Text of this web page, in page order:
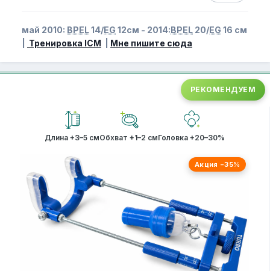
май 2010: BPEL14/EG 12см - 2014:BPEL 20/EG 16 см
Тренировка ICM Мне пишите сюда
РЕКОМЕНДУЕМ
Длина +3–5 смОбхват +1–2 смГоловка +20–30%
Акция −35%